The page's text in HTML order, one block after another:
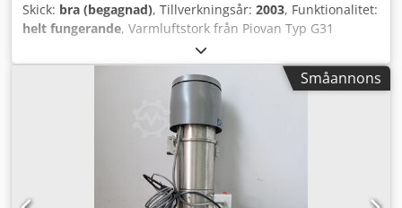
Skick: bra (begagnad), Tillverkningsår: 2003, Funktionalitet:
helt fungerande, Varmluftstork från Piovan Typ G31
Värmeeffekt 1,6 kW Materialtratt från Piovan Credpfxox Dx
E De Apysf Typ T30IX Volym 30 liter PRISSÄNKNING FRÅN
850 TILL 700 EUR PER STYCK!!!
Småannons